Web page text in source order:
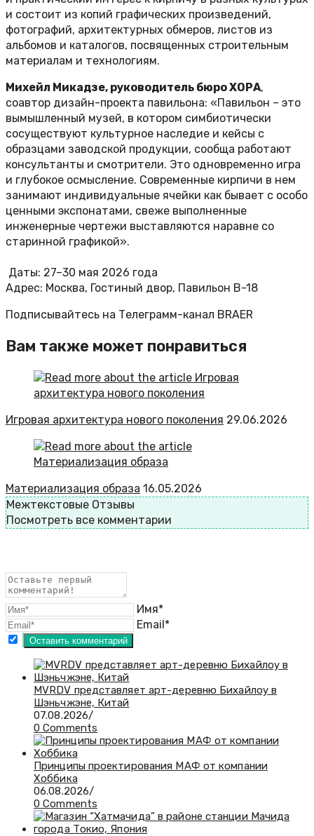
и состоит из копий графических произведений,
фотографий, архитектурных обмеров, листов из
альбомов и каталогов, посвященных строительным
материалам и технологиям.
Михейл Микадзе, руководитель бюро ХОРА,
соавтор дизайн-проекта павильона: «Павильон – это
вымышленный музей, в котором симбиотически
сосуществуют культурное наследие и кейсы с
образцами заводской продукции, сообща работают
консультанты и смотрители. Это одновременно игра
и глубокое осмысление. Современные кирпичи в нем
занимают индивидуальные ячейки как бывает с особо
ценными экспонатами, свеже выполненные
инженерные чертежи выставляются наравне со
старинной графикой».
Даты: 27–30 мая 2026 года
Адрес: Москва, Гостиный двор, Павильон В-18
Подписывайтесь на Телеграмм-канал BRAER
Вам также может понравиться
Игровая архитектура нового поколения 29.06.2026
Материализация образа 16.05.2026
Межтекстовые Отзывы
Посмотреть все комментарии
Имя*
Email*
MVRDV представляет арт-деревню Бихайлоу в
Шэньчжэне, Китай
07.08.2026/
0 Comments
Принципы проектирования МАФ от компании
Хоббика
06.08.2026/
0 Comments